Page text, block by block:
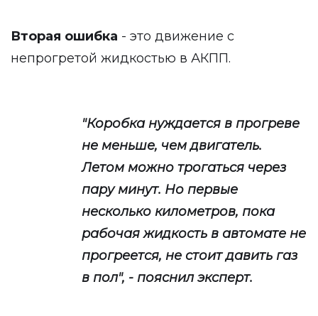
Вторая ошибка - это движение с
непрогретой жидкостью в АКПП.
"Коробка нуждается в прогреве
не меньше, чем двигатель.
Летом можно трогаться через
пару минут. Но первые
несколько километров, пока
рабочая жидкость в автомате не
прогреется, не стоит давить газ
в пол", - пояснил эксперт.